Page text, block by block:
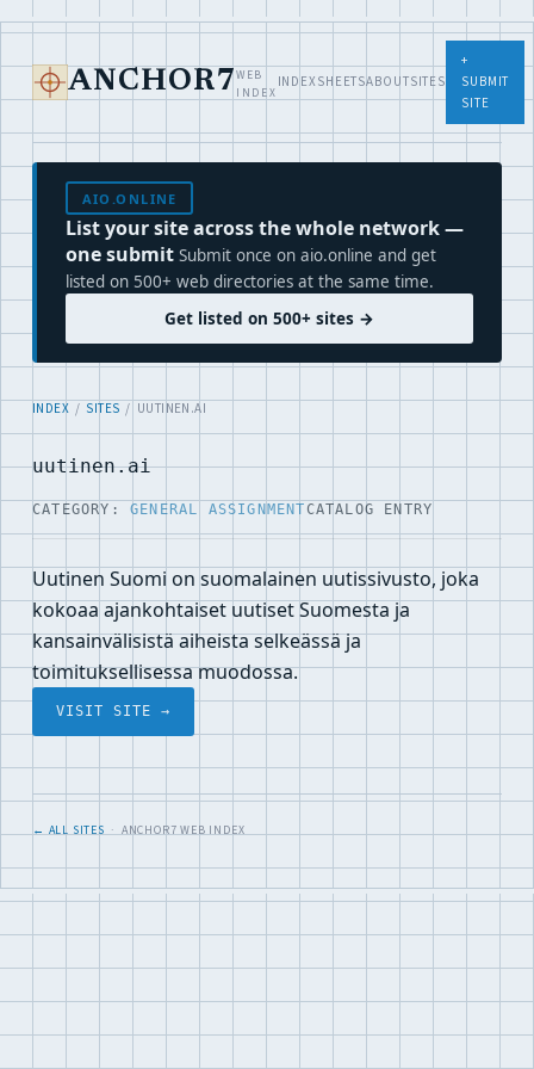
ANCHOR7 WEB
INDEX
INDEXSHEETSABOUTSITES
+
SUBMIT
SITE
AIO.ONLINE
List your site across the whole network —
one submit Submit once on aio.online and get
listed on 500+ web directories at the same time.
Get listed on 500+ sites →
INDEX / SITES / UUTINEN.AI
uutinen.ai
CATEGORY: GENERAL ASSIGNMENT CATALOG ENTRY
Uutinen Suomi on suomalainen uutissivusto, joka
kokoaa ajankohtaiset uutiset Suomesta ja
kansainvälisistä aiheista selkeässä ja
toimituksellisessa muodossa.
VISIT SITE →
← ALL SITES· ANCHOR7 WEB INDEX